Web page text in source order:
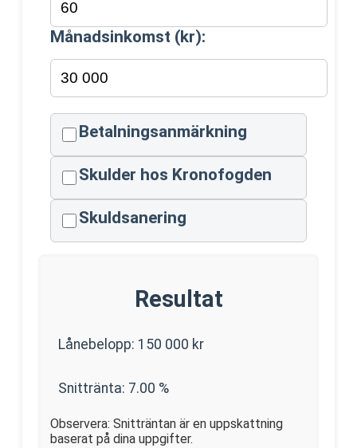
Månadsinkomst (kr):
Betalningsanmärkning
Skulder hos Kronofogden
Skuldsanering
Resultat
Lånebelopp: 150 000 kr
Snittränta: 7.00 %
Observera: Snitträntan är en uppskattning
baserat på dina uppgifter.